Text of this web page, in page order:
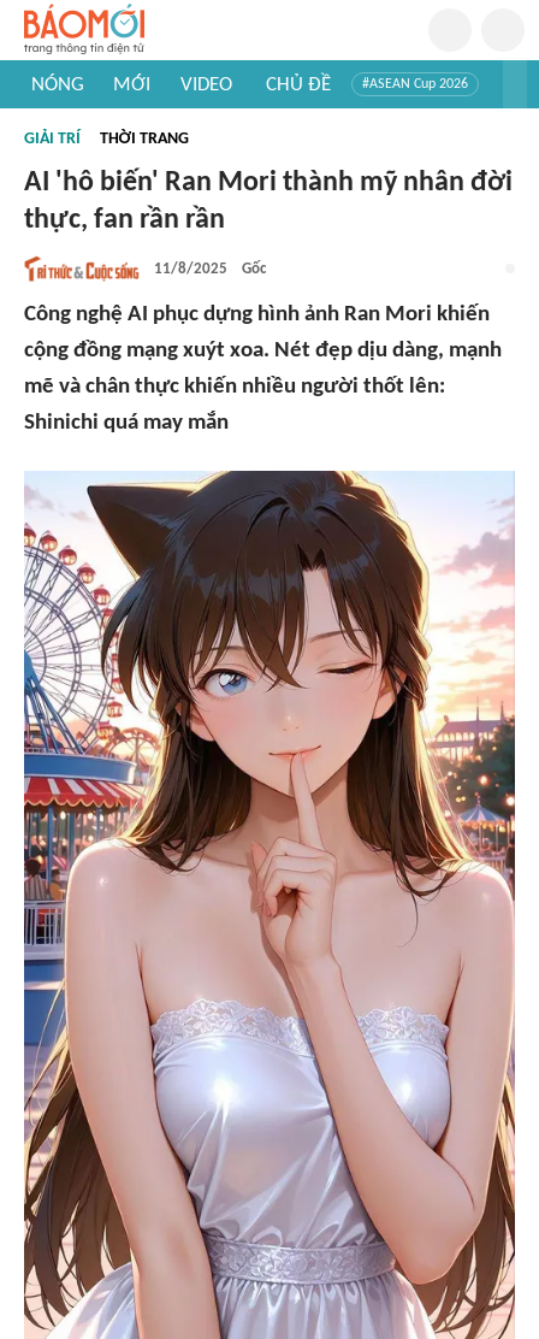
NÓNG MỚI VIDEO CHỦ ĐỀ #ASEAN Cup 2026
#Khám phá thế giới
GIẢI TRÍ THỜI TRANG
AI 'hô biến' Ran Mori thành mỹ nhân đời
thực, fan rần rần
11/8/2025 Gốc
Công nghệ AI phục dựng hình ảnh Ran Mori khiến
cộng đồng mạng xuýt xoa. Nét đẹp dịu dàng, mạnh
mẽ và chân thực khiến nhiều người thốt lên:
Shinichi quá may mắn